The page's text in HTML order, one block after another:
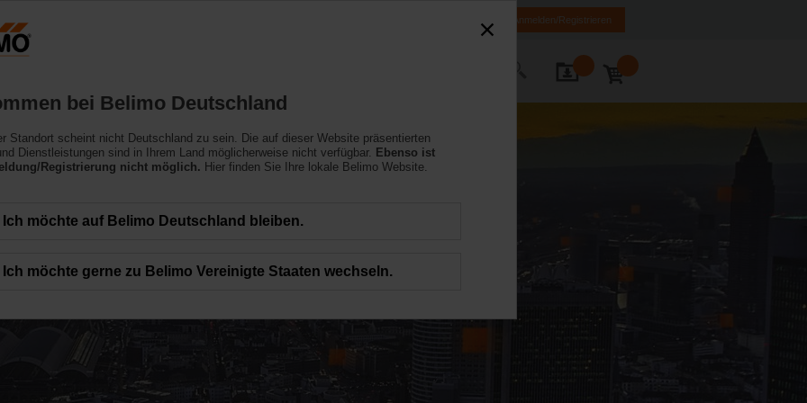
Anmelden/Registrieren
Building IoT
Produkten
bei Belimo Deutschland
Standort scheint nicht Deutschland zu sein. Die auf dieser Website präsentierten
Dienstleistungen sind in Ihrem Land möglicherweise nicht verfügbar.
Ebenso ist
Registrierung nicht möglich. Hier finden Sie Ihre lokale Belimo Website.
Ich möchte auf Belimo Deutschland bleiben.
Ich möchte gerne zu Belimo Vereinigte Staaten wechseln.